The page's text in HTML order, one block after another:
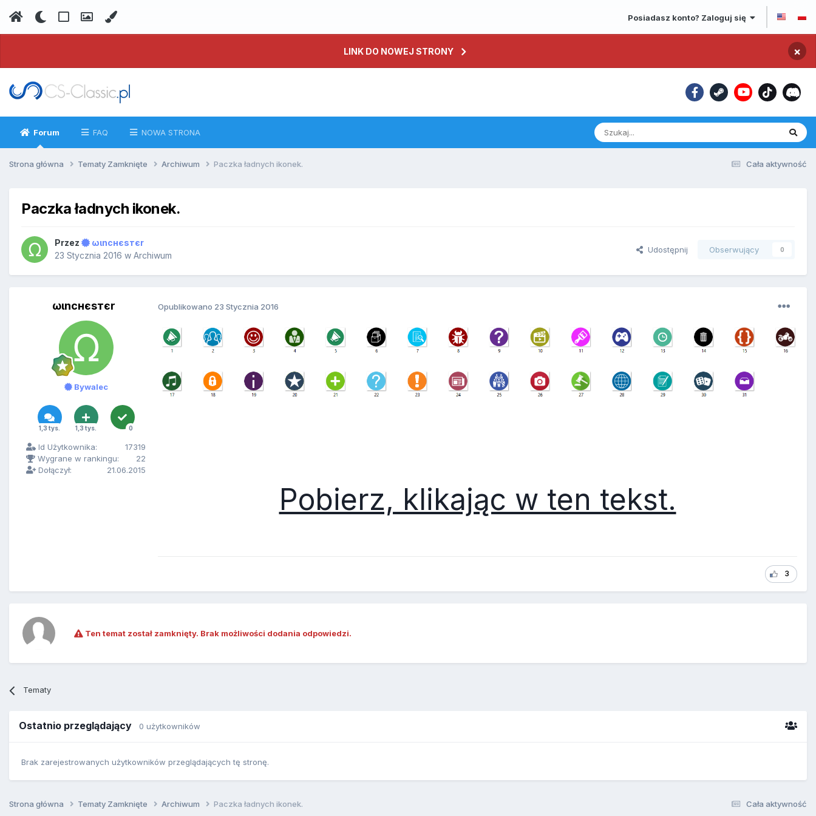
Posiadasz konto? Zaloguj się
LINK DO NOWEJ STRONY ×
Forum FAQ NOWA STRONA
Cała aktywność
Strona główna Tematy Zamknięte Archiwum Paczka ładnych ikonek.
Paczka ładnych ikonek.
Przez
ωιncнєѕтєr
23 Stycznia 2016 w Archiwum
Udostępnij Obserwujący 0
ωιncнєѕтєr
Bywalec
1,3 tys. 1,3 tys. 0
Id Użytkownika:
17319
Wygrane w rankingu:
22
Dołączył:
21.06.2015
Opublikowano 23 Stycznia 2016
Pobierz, klikając w ten tekst.
3
Ten temat został zamknięty. Brak możliwości dodania odpowiedzi.
Tematy
Ostatnio przeglądający 0 użytkowników
Brak zarejestrowanych użytkowników przeglądających tę stronę.
Cała aktywność
Strona główna Tematy Zamknięte Archiwum Paczka ładnych ikonek.